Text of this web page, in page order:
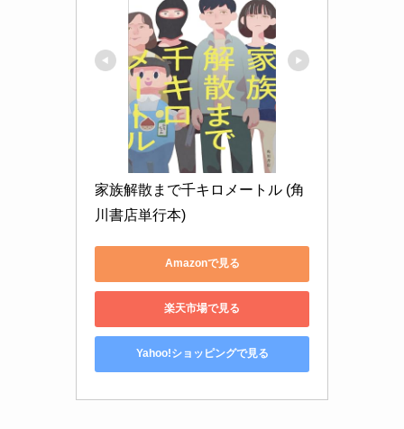
家族解散まで千キロメートル (角
川書店単行本)
Amazonで見る
楽天市場で見る
Yahoo!ショッピングで見る